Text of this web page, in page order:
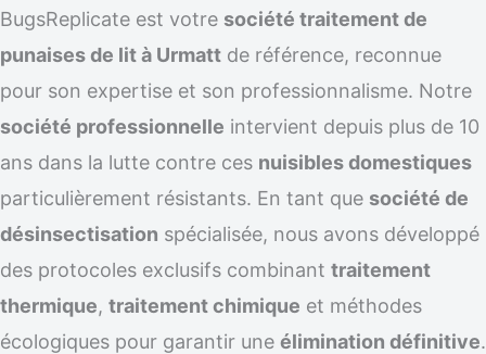
BugsReplicate est votre société traitement de
punaises de lit à Urmatt de référence, reconnue
pour son expertise et son professionnalisme. Notre
société professionnelle intervient depuis plus de 10
ans dans la lutte contre ces nuisibles domestiques
particulièrement résistants. En tant que société de
désinsectisation spécialisée, nous avons développé
des protocoles exclusifs combinant traitement
thermique, traitement chimique et méthodes
écologiques pour garantir une élimination définitive.